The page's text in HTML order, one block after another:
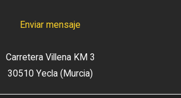
Enviar mensaje
Carretera Villena KM 3
30510 Yecla (Murcia)